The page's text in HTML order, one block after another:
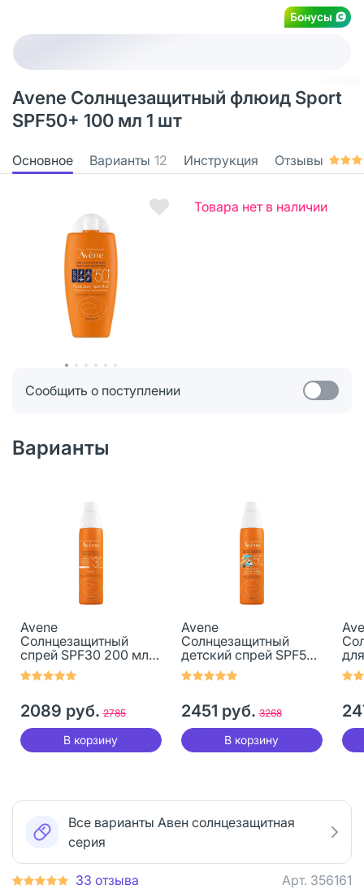
Бонусы
Avene Солнцезащитный флюид Sport
SPF50+ 100 мл 1 шт
Основное Варианты 12 Инструкция Отзывы
Товара нет в наличии
Сообщить о поступлении
Варианты
Avene
Солнцезащитный
спрей SPF30 200 мл 1
шт
2089 руб. 2785
В корзину
Avene
Солнцезащитный
детский спрей SPF50+
200 мл 1 шт
2451 руб. 3268
В корзину
Все варианты Авен солнцезащитная
серия
33 отзыва Арт. 356161